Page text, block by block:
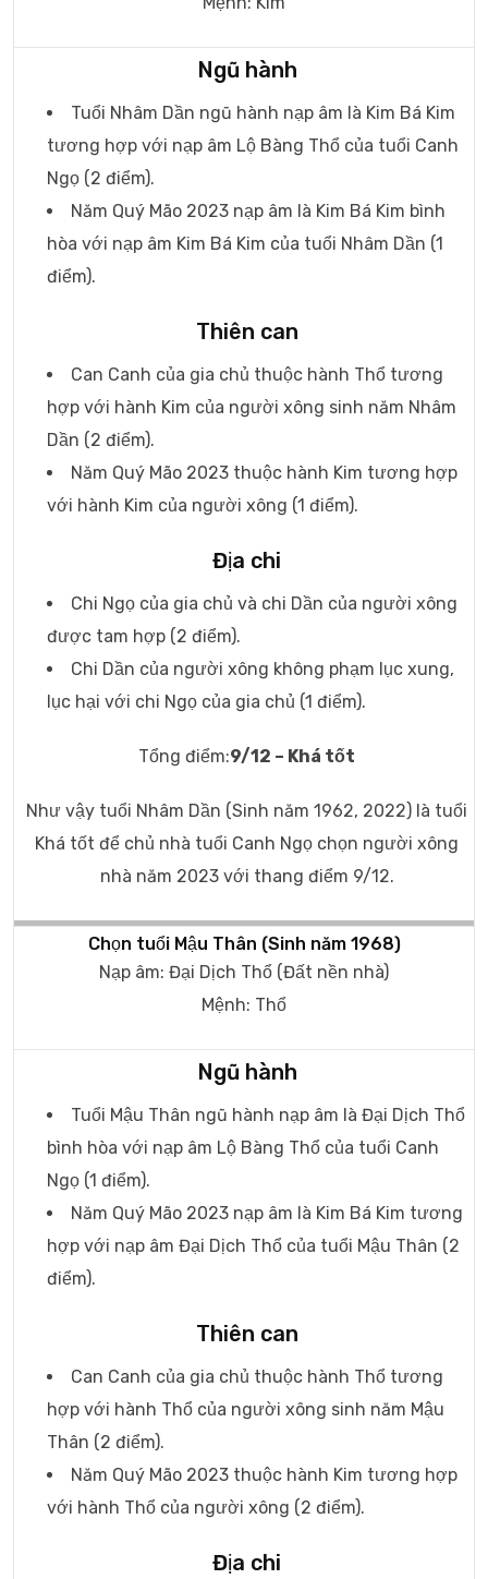
Ngũ hành
Tuổi Nhâm Dần ngũ hành nạp âm là Kim Bá Kim
tương hợp với nạp âm Lộ Bàng Thổ của tuổi Canh
Ngọ (2 điểm).
Năm Quý Mão 2023 nạp âm là Kim Bá Kim bình
hòa với nạp âm Kim Bá Kim của tuổi Nhâm Dần (1
điểm).
Thiên can
Can Canh của gia chủ thuộc hành Thổ tương
hợp với hành Kim của người xông sinh năm Nhâm
Dần (2 điểm).
Năm Quý Mão 2023 thuộc hành Kim tương hợp
với hành Kim của người xông (1 điểm).
Địa chi
Chi Ngọ của gia chủ và chi Dần của người xông
được tam hợp (2 điểm).
Chi Dần của người xông không phạm lục xung,
lục hại với chi Ngọ của gia chủ (1 điểm).
Tổng điểm:9/12 – Khá tốt
Như vậy tuổi Nhâm Dần (Sinh năm 1962, 2022) là tuổi
Khá tốt để chủ nhà tuổi Canh Ngọ chọn người xông
nhà năm 2023 với thang điểm 9/12.
Chọn tuổi Mậu Thân (Sinh năm 1968)
Nạp âm: Đại Dịch Thổ (Đất nền nhà)
Mệnh: Thổ
Ngũ hành
Tuổi Mậu Thân ngũ hành nạp âm là Đại Dịch Thổ
bình hòa với nạp âm Lộ Bàng Thổ của tuổi Canh
Ngọ (1 điểm).
Năm Quý Mão 2023 nạp âm là Kim Bá Kim tương
hợp với nạp âm Đại Dịch Thổ của tuổi Mậu Thân (2
điểm).
Thiên can
Can Canh của gia chủ thuộc hành Thổ tương
hợp với hành Thổ của người xông sinh năm Mậu
Thân (2 điểm).
Năm Quý Mão 2023 thuộc hành Kim tương hợp
với hành Thổ của người xông (2 điểm).
Địa chi